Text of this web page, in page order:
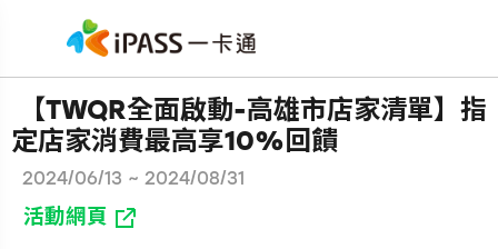
【TWQR全面啟動-高雄市店家清單】指
定店家消費最高享10%回饋
2024/06/13 ~ 2024/08/31
活動網頁